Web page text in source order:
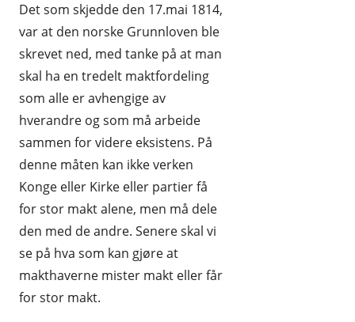
Det som skjedde den 17.mai 1814,
var at den norske Grunnloven ble
skrevet ned, med tanke på at man
skal ha en tredelt maktfordeling
som alle er avhengige av
hverandre og som må arbeide
sammen for videre eksistens. På
denne måten kan ikke verken
Konge eller Kirke eller partier få
for stor makt alene, men må dele
den med de andre. Senere skal vi
se på hva som kan gjøre at
makthaverne mister makt eller får
for stor makt.